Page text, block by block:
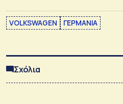
VOLKSWAGEN ΓΕΡΜΑΝΙΑ
Σχόλια